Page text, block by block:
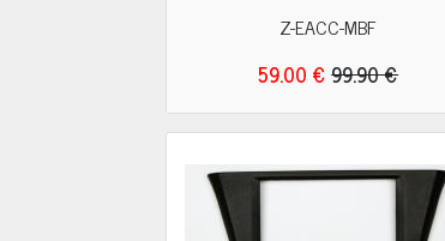
Z-EACC-MBF
59.00 €99.90 €